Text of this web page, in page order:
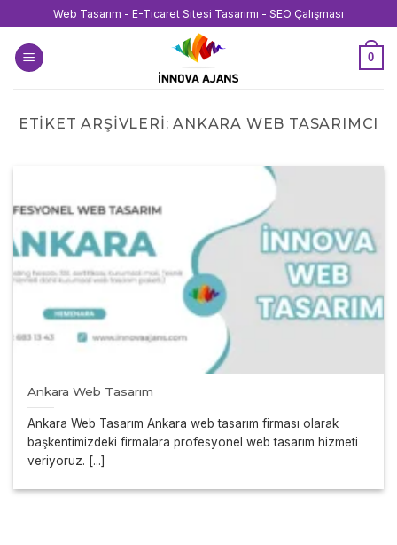
atla
Web Tasarım - E-Ticaret Sitesi Tasarımı - SEO Çalışması
0
ETIKET ARŞIVLERI:ANKARA WEB TASARIMCI
Ankara Web Tasarım
Ankara Web Tasarım Ankara web tasarım firması olarak
başkentimizdeki firmalara profesyonel web tasarım hizmeti
veriyoruz. [...]